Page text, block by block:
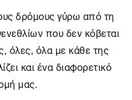
δρόμους γύρω από τη
που δεν κόβεται
όλες, όλα με κάθε της
και ένα διαφορετικό
μας.